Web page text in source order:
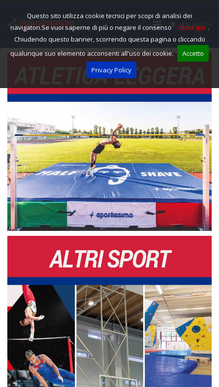
Questo sito utilizza cookie tecnici per scopi di analisi dei
navigatori.Se vuoi saperne di più o negare il consenso
clicca qui .
Chiudendo questo banner, scorrendo questa pagina o cliccando
qualunque suo elemento acconsenti all'uso dei cookie.
Accetto
Privacy Policy
ITALIANO